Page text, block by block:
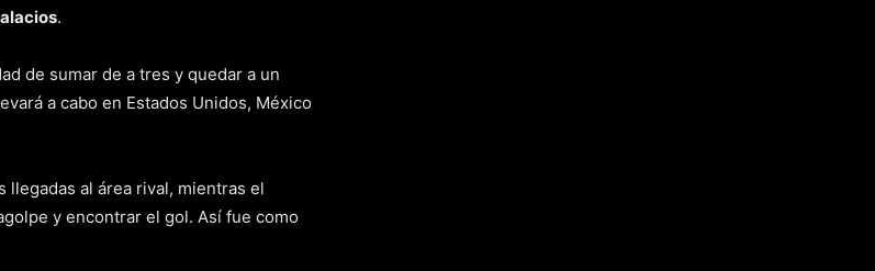
.
de sumar de a tres y quedar a un
a cabo en Estados Unidos, México
al área rival, mientras el
y encontrar el gol. Así fue como